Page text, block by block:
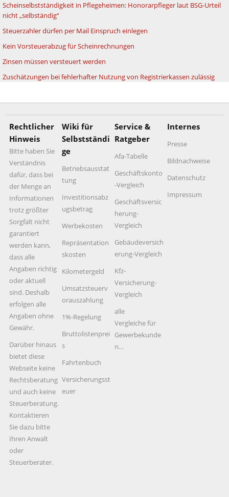
Scheinselbstständigkeit in Pflegeheimen: Honorarpfleger laut BSG-Urteil
nicht „selbständig“
Steuerzahler dürfen per Mail Einspruch einlegen
Kein Vorsteuerabzug für Scheinrechnungen
Zinsen müssen versteuert werden
Zuschätzungen bei fehlerhafter Nutzung von Registrierkassen zulässig
Rechtlicher
Hinweis
Bitte haben Sie
Verständnis
dafür, dass bei
der Menge an
Informationen
trotz größter
Sorgfalt nicht
garantiert
werden kann,
dass alle
Angaben richtig
oder aktuell
sind. Deshalb
erfolgen alle
Angaben ohne
Gewähr.
Darüber hinaus
bietet diese
Webseite keine
Rechtsberatung
und auch keine
Steuerberatung.
Kontaktieren
Sie dazu bitte
Ihren Anwalt
oder
Steuerberater.
Wiki für
Selbstständi
ge
Betriebsausstat
tung
Investitionsabz
ugsbetrag
Werbekosten
Repräsentation
skosten
Kilometergeld
Umsatzsteuerv
orauszahlung
1%-Regelung
Bruttolistenprei
s
Fahrtenbuch
Versicherungsst
euer
Service &
Ratgeber
Afa-Tabelle
Geschäftskonto
-Vergleich
Geschäftsversic
herung-
Vergleich
Gebäudeversich
erung-Vergleich
Kfz-
Versicherung-
Vergleich
alle
Vergleiche für
Gewerbekunde
n…
Internes
Presse
Bildnachweise
Datenschutz
Impressum